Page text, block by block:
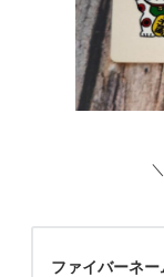
ファイバーネー